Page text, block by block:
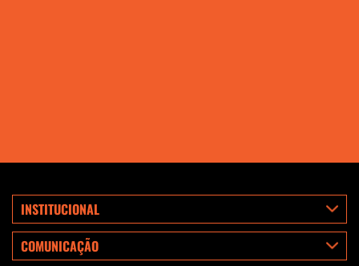
INSTITUCIONAL
COMUNICAÇÃO